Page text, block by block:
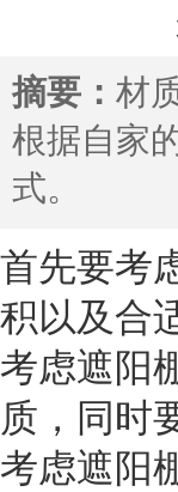
摘要： 材
根据自家
式。
首先要考
积以及合
考虑遮阳
质，同时
考虑遮阳